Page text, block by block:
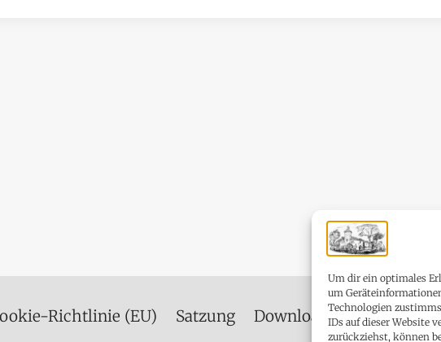
Um dir ein optimales
um
Technologien
IDs auf dieser Website
zurückziehst, können
Richtlinie (EU) Satzung Downloads